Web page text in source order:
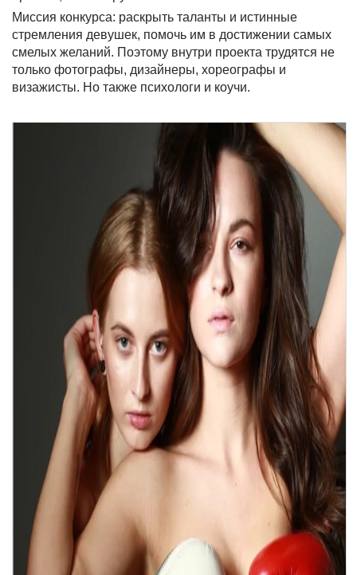
Миссия конкурса: раскрыть таланты и истинные
стремления девушек, помочь им в достижении самых
смелых желаний. Поэтому внутри проекта трудятся не
только фотографы, дизайнеры, хореографы и
визажисты. Но также психологи и коучи.